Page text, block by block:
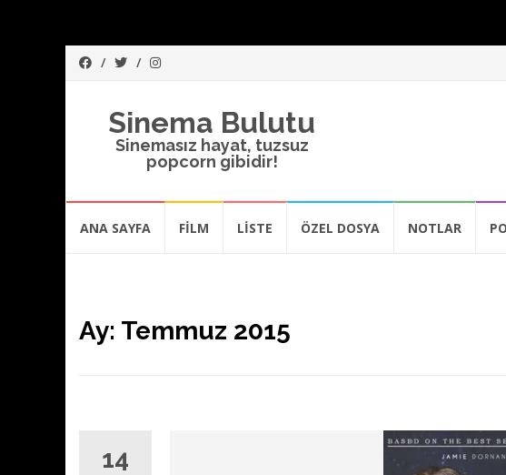
Sinema Bulutu
Sinemasız hayat, tuzsuz
popcorn gibidir!
atlaANA SAYFA FİLM LİSTE ÖZEL DOSYA NOTLAR
Ay: Temmuz 2015
14